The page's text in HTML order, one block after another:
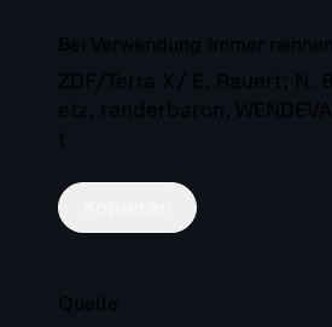
Bei Verwendung immer nennen
ZDF/Terra X/ E. Rauert; N.
etz, renderbaron,
t
Quelle